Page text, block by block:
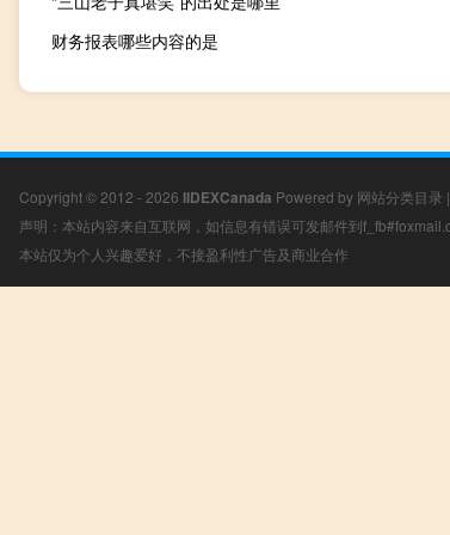
财务报表哪些内容的是
Copyright © 2012 - 2026 IIDEXCanada Powered by 网站分类目录 |
声明：本站内容来自互联网，如信息有错误可发邮件到
本站仅为个人兴趣爱好，不接盈利性广告及商业合作